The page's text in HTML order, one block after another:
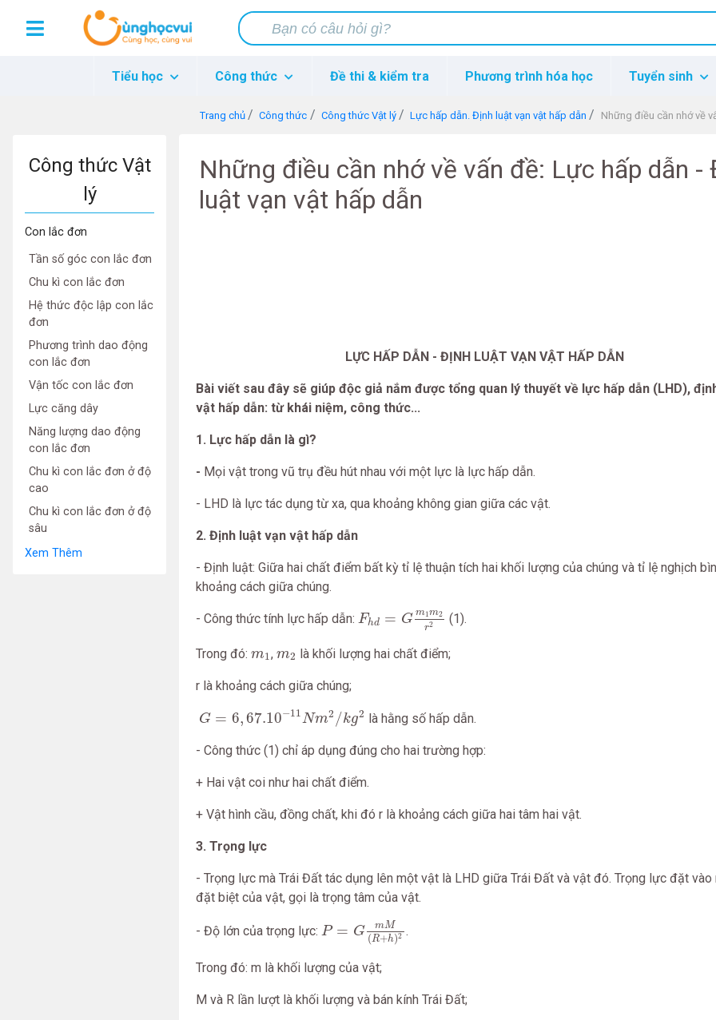
Tiểu học Công thức Đề thi & kiểm tra Phương trình hóa học Tuyển sinh
Trang chủ Công thức Công thức Vật lý Lực hấp dẫn. Định luật vạn vật hấp dẫn Những điều cần nhớ về
Công thức Vật
lý
Con lắc đơn
Tần số góc con lắc đơn
Chu kì con lắc đơn
Hệ thức độc lập con lắc
đơn
Phương trình dao động
con lắc đơn
Vận tốc con lắc đơn
Lực căng dây
Năng lượng dao động
con lắc đơn
Chu kì con lắc đơn ở độ
cao
Chu kì con lắc đơn ở độ
sâu
Xem Thêm
Những điều cần nhớ về vấn đề: Lực hấp dẫn -
luật vạn vật hấp dẫn
LỰC HẤP DẪN - ĐỊNH LUẬT VẠN VẬT HẤP DẪN
Bài viết sau đây sẽ giúp độc giả nắm được tổng quan lý thuyết về lực hấp dẫn (LHD),
vật hấp dẫn: từ khái niệm, công thức...
1. Lực hấp dẫn là gì?
- Mọi vật trong vũ trụ đều hút nhau với một lực là lực hấp dẫn.
- LHD là lực tác dụng từ xa, qua khoảng không gian giữa các vật.
2. Định luật vạn vật hấp dẫn
- Định luật: Giữa hai chất điểm bất kỳ tỉ lệ thuận tích hai khối lượng của chúng và tỉ lệ nghịch
khoảng cách giữa chúng.
- Công thức tính lực hấp dẫn: Fhd = G m1m2
r2
Fh m1m2 2
(1).
Trong đó: m1
m1 , m2
m2 là khối lượng hai chất điểm;
r là khoảng cách giữa chúng;
G = 6,67.10−11Nm2 /kg2
G= 67.10−11Nm / kg
là hằng số hấp dẫn.
- Công thức (1) chỉ áp dụng đúng cho hai trường hợp:
+ Hai vật coi như hai chất điểm.
+ Vật hình cầu, đồng chất, khi đó r là khoảng cách giữa hai tâm hai vật.
3. Trọng lực
- Trọng lực mà Trái Đất tác dụng lên một vật là LHD giữa Trái Đất và vật đó. Trọng lực đặt vào
đặt biệt của vật, gọi là trọng tâm của vật.
- Độ lớn của trọng lực: P = G mM
(R+h)2
P= mM(R+
.
Trong đó: m là khối lượng của vật;
M và R lần lượt là khối lượng và bán kính Trái Đất;